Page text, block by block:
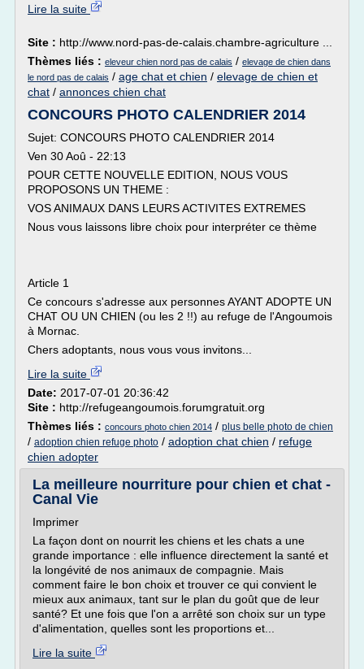
Lire la suite
Site : http://www.nord-pas-de-calais.chambre-agriculture ...
Thèmes liés : eleveur chien nord pas de calais / elevage de chien dans
le nord pas de calais / age chat et chien / elevage de chien et
chat / annonces chien chat
CONCOURS PHOTO CALENDRIER 2014
Sujet: CONCOURS PHOTO CALENDRIER 2014
Ven 30 Aoû - 22:13
POUR CETTE NOUVELLE EDITION, NOUS VOUS
PROPOSONS UN THEME :
VOS ANIMAUX DANS LEURS ACTIVITES EXTREMES
Nous vous laissons libre choix pour interpréter ce thème
Article 1
Ce concours s'adresse aux personnes AYANT ADOPTE UN
CHAT OU UN CHIEN (ou les 2 !!) au refuge de l'Angoumois
à Mornac.
Chers adoptants, nous vous vous invitons...
Lire la suite
Date: 2017-07-01 20:36:42
Site : http://refugeangoumois.forumgratuit.org
Thèmes liés : concours photo chien 2014 / plus belle photo de chien
/ adoption chien refuge photo / adoption chat chien / refuge
chien adopter
La meilleure nourriture pour chien et chat -
Canal Vie
Imprimer
La façon dont on nourrit les chiens et les chats a une
grande importance : elle influence directement la santé et
la longévité de nos animaux de compagnie. Mais
comment faire le bon choix et trouver ce qui convient le
mieux aux animaux, tant sur le plan du goût que de leur
santé? Et une fois que l'on a arrêté son choix sur un type
d'alimentation, quelles sont les proportions et...
Lire la suite